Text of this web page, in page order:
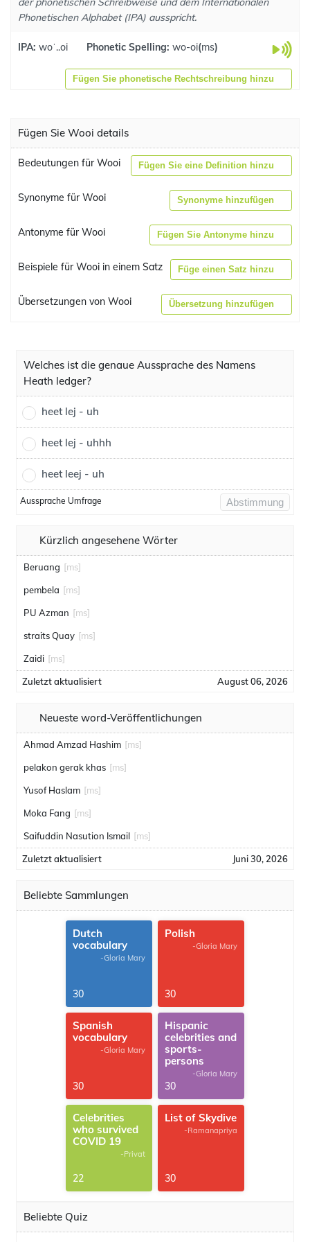
Phonetischen Alphabet (IPA) ausspricht.
IPA: woˈ..oi Phonetic Spelling: wo-oi(ms)
Fügen Sie phonetische Rechtschreibung hinzu
Fügen Sie Wooi details
Bedeutungen für Wooi Fügen Sie eine Definition hinzu
Synonyme für Wooi Synonyme hinzufügen
Antonyme für Wooi Fügen Sie Antonyme hinzu
Beispiele für Wooi in einem Satz Füge einen Satz hinzu
Übersetzungen von Wooi Übersetzung hinzufügen
Welches ist die genaue Aussprache des Namens
Heath ledger?
heet lej - uh
heet lej - uhhh
heet leej - uh
Aussprache Umfrage Abstimmung
Kürzlich angesehene Wörter
Beruang [ms]
pembela [ms]
PU Azman [ms]
straits Quay [ms]
Zaidi [ms]
Zuletzt aktualisiert August 06, 2026
Neueste word-Veröffentlichungen
Ahmad Amzad Hashim [ms]
pelakon gerak khas [ms]
Yusof Haslam [ms]
Moka Fang [ms]
Saifuddin Nasution Ismail [ms]
Zuletzt aktualisiert Juni 30, 2026
Beliebte Sammlungen
Dutch
vocabulary
-Gloria Mary
30
Polish
-Gloria Mary
30
Spanish
vocabulary
-Gloria Mary
30
Hispanic
celebrities and
sports-
persons
-Gloria Mary
30
Celebrities
who survived
COVID 19
-Privat
22
List of Skydive
-Ramanapriya
30
Beliebte Quiz